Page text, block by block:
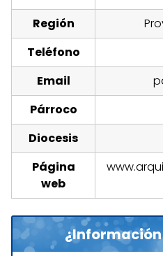
Región
Teléfono
Email
Párroco
Diocesis
Página
web